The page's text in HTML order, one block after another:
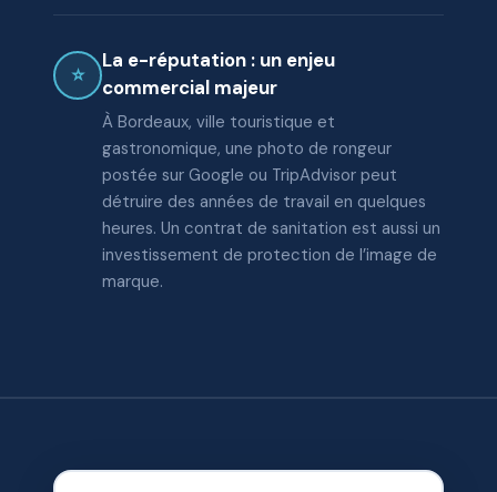
⭐
La e-réputation : un enjeu
commercial majeur
À Bordeaux, ville touristique et
gastronomique, une photo de rongeur
postée sur Google ou TripAdvisor peut
détruire des années de travail en quelques
heures. Un contrat de sanitation est aussi un
investissement de protection de l’image de
marque.